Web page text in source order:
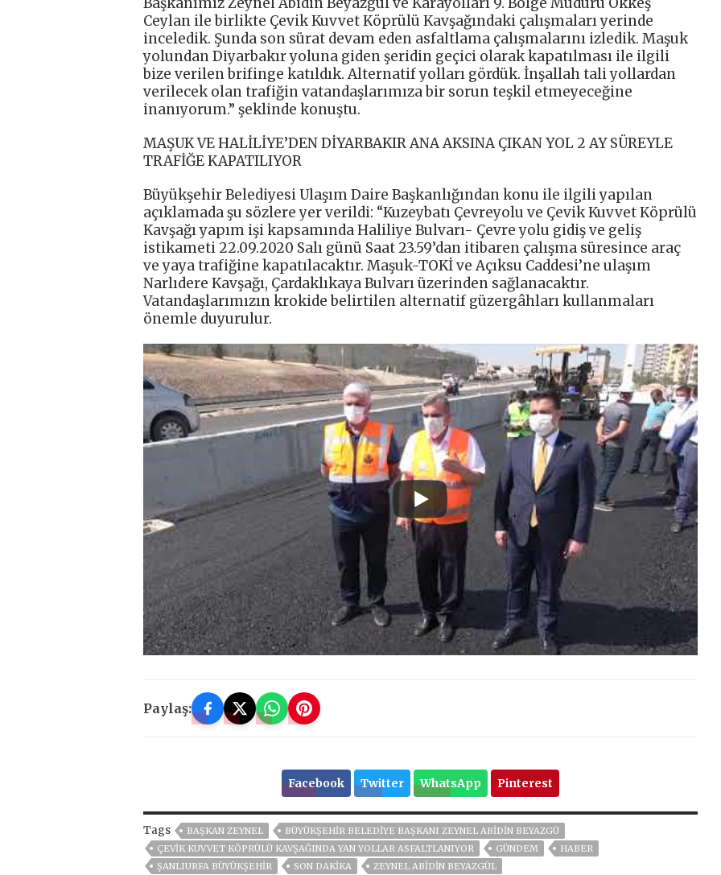
Ceylan ile birlikte Çevik Kuvvet Köprülü Kavşağındaki çalışmaları yerinde
inceledik. Şunda son sürat devam eden asfaltlama çalışmalarını izledik. Maşuk
yolundan Diyarbakır yoluna giden şeridin geçici olarak kapatılması ile ilgili
bize verilen brifinge katıldık. Alternatif yolları gördük. İnşallah tali yollardan
verilecek olan trafiğin vatandaşlarımıza bir sorun teşkil etmeyeceğine
inanıyorum.” şeklinde konuştu.
MAŞUK VE HALİLİYE’DEN DİYARBAKIR ANA AKSINA ÇIKAN YOL 2 AY SÜREYLE
TRAFİĞE KAPATILIYOR
Büyükşehir Belediyesi Ulaşım Daire Başkanlığından konu ile ilgili yapılan
açıklamada şu sözlere yer verildi: “Kuzeybatı Çevreyolu ve Çevik Kuvvet Köprülü
Kavşağı yapım işi kapsamında Haliliye Bulvarı- Çevre yolu gidiş ve geliş
istikameti 22.09.2020 Salı günü Saat 23.59’dan itibaren çalışma süresince araç
ve yaya trafiğine kapatılacaktır. Maşuk-TOKİ ve Açıksu Caddesi’ne ulaşım
Narlıdere Kavşağı, Çardaklıkaya Bulvarı üzerinden sağlanacaktır.
Vatandaşlarımızın krokide belirtilen alternatif güzergâhları kullanmaları
önemle duyurulur.
Paylaş:
Facebook Twitter WhatsApp Pinterest
Tags BAŞKAN ZEYNEL
BÜYÜKŞEHIR BELEDIYE BAŞKANI ZEYNEL ABIDIN BEYAZGÜ
ÇEVİK KUVVET KÖPRÜLÜ KAVŞAĞINDA YAN YOLLAR ASFALTLANIYOR
GÜNDEM
HABER
ŞANLIURFA BÜYÜKŞEHİR
SON DAKIKA ZEYNEL ABİDİN BEYAZGÜL